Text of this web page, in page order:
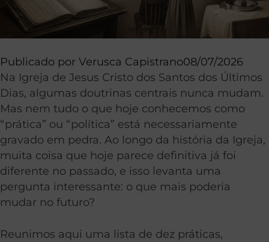
Publicado por Verusca Capistrano08/07/2026
Na Igreja de Jesus Cristo dos Santos dos Últimos
Dias, algumas doutrinas centrais nunca mudam.
Mas nem tudo o que hoje conhecemos como
“prática” ou “política” está necessariamente
gravado em pedra. Ao longo da história da Igreja,
muita coisa que hoje parece definitiva já foi
diferente no passado, e isso levanta uma
pergunta interessante: o que mais poderia
mudar no futuro?
Reunimos aqui uma lista de dez práticas,